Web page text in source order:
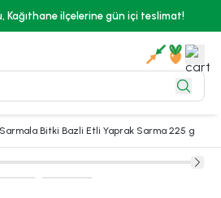
Kağıthane ilçelerine gün içi teslimat!
Sarmala Bitki Bazli Etli Yaprak Sarma 225 g